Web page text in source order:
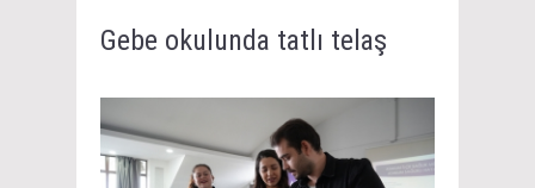
Gebe okulunda tatlı telaş